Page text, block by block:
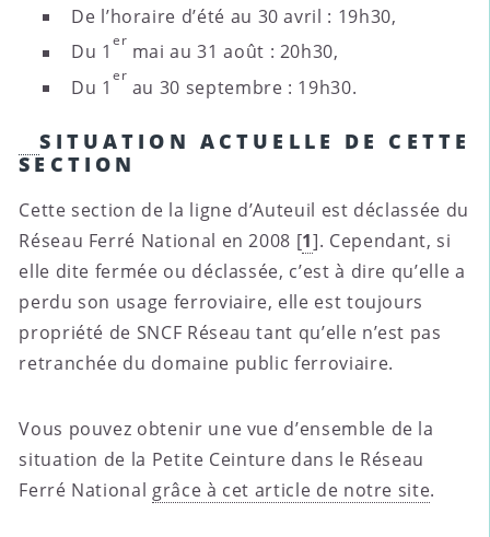
De l’horaire d’été au 30 avril : 19h30,
Du 1
er
mai au 31 août : 20h30,
Du 1
er
au 30 septembre : 19h30.
SITUATION ACTUELLE DE CETTE
SECTION
Cette section de la ligne d’Auteuil est déclassée du
Réseau Ferré National en 2008 [1]. Cependant, si
elle dite fermée ou déclassée, c’est à dire qu’elle a
perdu son usage ferroviaire, elle est toujours
propriété de SNCF Réseau tant qu’elle n’est pas
retranchée du domaine public ferroviaire.
Vous pouvez obtenir une vue d’ensemble de la
situation de la Petite Ceinture dans le Réseau
Ferré National grâce à cet article de notre site.